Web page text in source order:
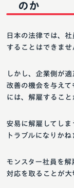
のか
日本の法律では、
することはできませ
しかし、企業側が
改善の機会を与え
には、解雇すること
安易に解雇してしま
トラブルになりかね
モンスター社員を
対応を取ることが大